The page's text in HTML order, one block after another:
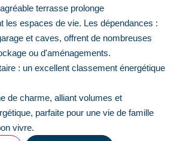
terrasse prolonge
les espaces de vie. Les dépendances :
et caves, offrent de nombreuses
ou d'aménagements.
: un excellent classement énergétique
de charme, alliant volumes et
parfaite pour une vie de famille
vivre.